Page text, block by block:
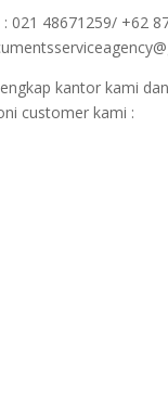
021 48671259/ +62
kantor kami
customer kami :